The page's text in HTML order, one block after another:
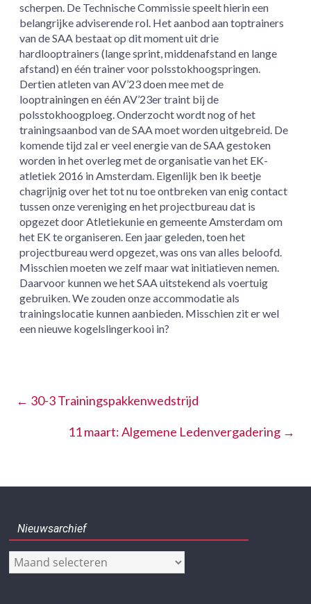
scherpen. De Technische Commissie speelt hierin een
belangrijke adviserende rol. Het aanbod aan toptrainers
van de SAA bestaat op dit moment uit drie
hardlooptrainers (lange sprint, middenafstand en lange
afstand) en één trainer voor polsstokhoogspringen.
Dertien atleten van AV’23 doen mee met de
looptrainingen en één AV’23er traint bij de
polsstokhoogploeg. Onderzocht wordt nog of het
trainingsaanbod van de SAA moet worden uitgebreid. De
komende tijd zal er veel energie van de SAA gestoken
worden in het overleg met de organisatie van het EK-
atletiek 2016 in Amsterdam. Eigenlijk ben ik beetje
chagrijnig over het tot nu toe ontbreken van enig contact
tussen onze vereniging en het projectbureau dat is
opgezet door Atletiekunie en gemeente Amsterdam om
het EK te organiseren. Een jaar geleden, toen het
projectbureau werd opgezet, was ons van alles beloofd.
Misschien moeten we zelf maar wat initiatieven nemen.
Daarvoor kunnen we het SAA uitstekend als voertuig
gebruiken. We zouden onze accommodatie als
trainingslocatie kunnen aanbieden. Misschien zit er wel
een nieuwe kogelslingerkooi in?
← 30-3 Trainingspakkenwedstrijd
11 maart: Algemene Ledenvergadering →
Nieuwsarchief
Nieuwsarchief